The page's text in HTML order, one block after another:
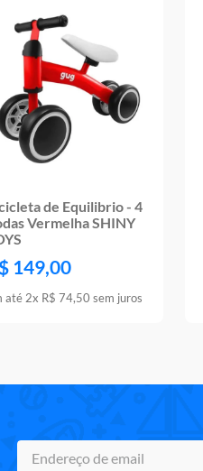
de Equilibrio - 4
Vermelha SHINY
149,00
até 2x R$ 74,50 sem juros